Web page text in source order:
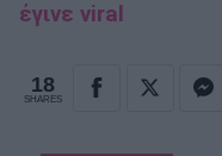
έγινε viral
18
SHARES